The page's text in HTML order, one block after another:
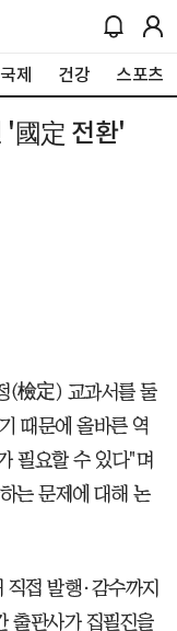
국제 건강 스포츠
'國定 전환'
(檢定) 교과서를 둘
때문에 올바른 역
필요할 수 있다"며
는 문제에 대해 논
접 발행·감수까지
출판사가 집필진을